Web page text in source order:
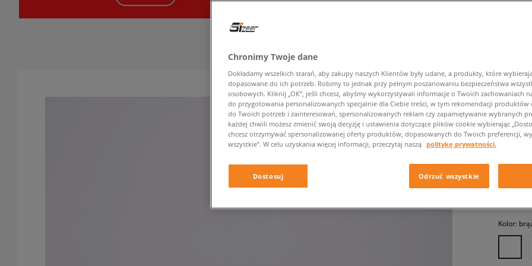
UGG M
męskie,
Kolor:
Chronimy Twoje dane
Dokładamy wszelkich starań, aby zakupy naszych Klientów były udane, a produkty, które
dopasowane do ich potrzeb. Robimy to jednak przy pełnym poszanowaniu bezpieczeństwa
osobowych. Kliknij „OK”, jeśli chcesz, abyśmy wykorzystywali informacje o Twoich zachowaniach
do przygotowania personalizowanych specjalnie dla Ciebie treści, w tym rekomendacji produktów
do Twoich potrzeb i zainteresowań, spersonalizowanych reklam czy zapamiętywanie wybranych
każdej chwili możesz zmienić swoją decyzję i ustawienia dotyczące plików cookie wybierając
chcesz otrzymywać spersonalizowanej oferty produktów, dopasowanych do Twoich preferencji,
wszystkie”. W celu uzyskania więcej informacji, przeczytaj naszą politykę prywatności.
Dostosuj Odrzuć wszystkie